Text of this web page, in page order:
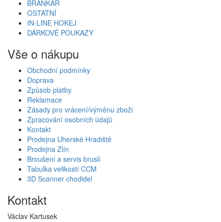
BRANKÁŘ
OSTATNÍ
IN-LINE HOKEJ
DÁRKOVÉ POUKAZY
Vše o nákupu
Obchodní podmínky
Doprava
Způsob platby
Reklamace
Zásady pro vrácení/výměnu zboží
Zpracování osobních údajů
Kontakt
Prodejna Uherské Hradiště
Prodejna Zlín
Broušení a servis bruslí
Tabulka velikostí CCM
3D Scanner chodidel
Kontakt
Václav Kartusek